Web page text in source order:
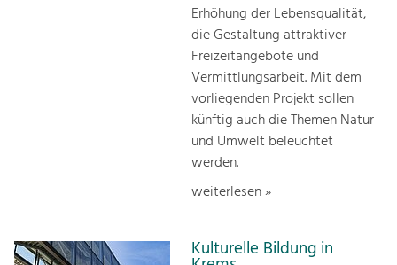
Erhöhung der Lebensqualität,
die Gestaltung attraktiver
Freizeitangebote und
Vermittlungsarbeit. Mit dem
vorliegenden Projekt sollen
künftig auch die Themen Natur
und Umwelt beleuchtet
werden.
weiterlesen »
Kulturelle Bildung in